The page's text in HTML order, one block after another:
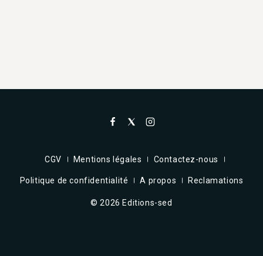
CGV Mentions légales Contactez-nous
Politique de confidentialité A propos Reclamations
© 2026 Editions-sed